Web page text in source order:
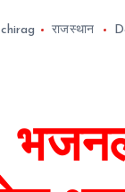
राजस्थान